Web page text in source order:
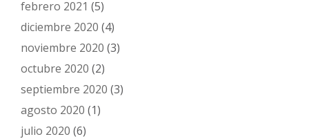
febrero 2021 (5)
diciembre 2020 (4)
noviembre 2020 (3)
octubre 2020 (2)
septiembre 2020 (3)
agosto 2020 (1)
julio 2020 (6)